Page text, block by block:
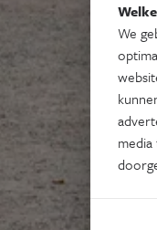
We